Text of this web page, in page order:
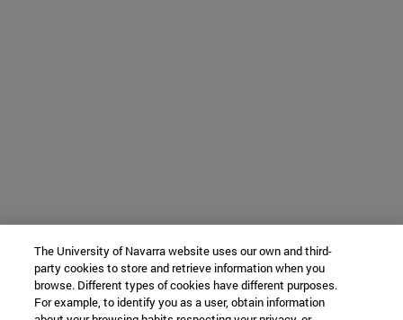
The University of Navarra website uses our own and third-
party cookies to store and retrieve information when you
browse. Different types of cookies have different purposes.
For example, to identify you as a user, obtain information